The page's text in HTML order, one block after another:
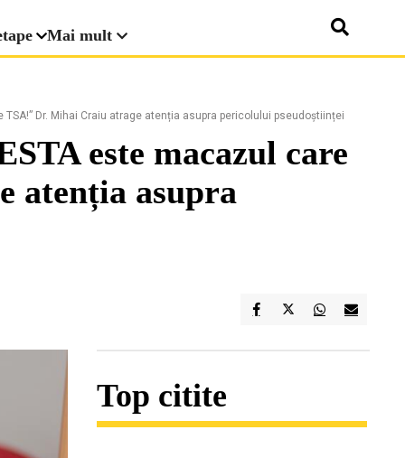
Mai mult
Dr. Mihai Craiu atrage atenția asupra pericolului pseudoștiinței
este macazul care
atenția asupra
Top citite